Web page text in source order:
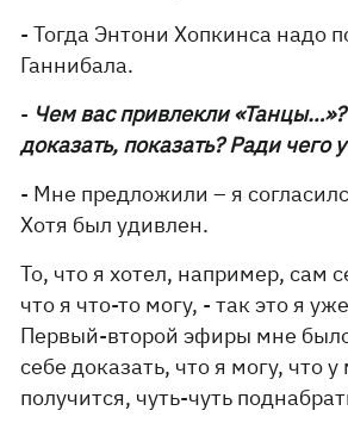
- Тогда Энтони Хопкинса надо
Ганнибала.
- Чем вас привлекли
доказать, показать? Ради чего
- Мне предложили – я
Хотя был удивлен.
То, что я хотел, например, сам
что я что-то могу, - так это я
Первый-второй эфиры мне
себе доказать, что я могу, что
получится, чуть-чуть